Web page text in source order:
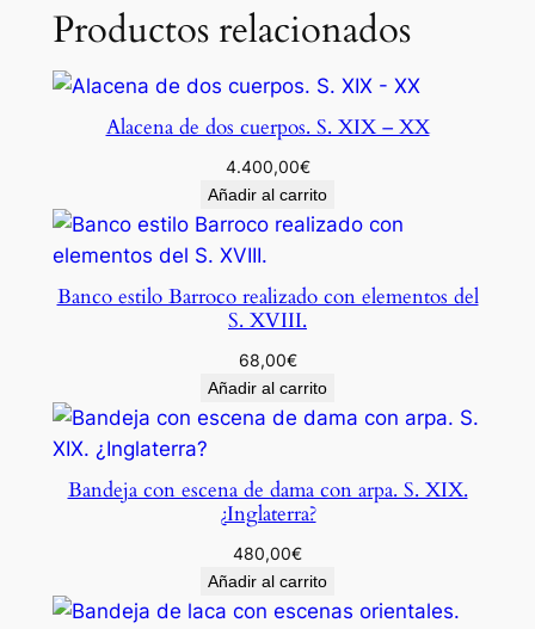
i
X
i
o
X
.
c
d
Productos relacionados
Alacena de dos cuerpos. S. XIX – XX
4.400,00€
Añadir al carrito
Banco estilo Barroco realizado con elementos del
S. XVIII.
68,00€
Añadir al carrito
Bandeja con escena de dama con arpa. S. XIX.
¿Inglaterra?
480,00€
Añadir al carrito